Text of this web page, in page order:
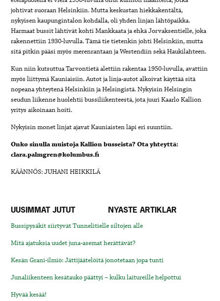
johtivat suoraan Helsinkiin. Mutta keskustan hiekkakentältä,
nykyisen kaupungintalon kohdalla, oli yhden linjan lähtöpaikka.
Harmaat bussit lähtivät kohti Mankkaata ja ehkä Jorvaksentielle, joka
rakennettiin 1930-luvulla. Tämä tie tietenkin johti Helsinkiin, mutta
sitä pitkin pääsi myös merenrantaan ja Westendiin sekä Haukilahteen.
Kun niin kutsuttua Tarvontietä alettiin rakentaa 1950-luvulla, avattiin
myös liittymä Kauniaisiin. Autot ja linja-autot alkoivat käyttää sitä
nopeana yhteytenä Helsinkiin ja Helsingistä. Nykyisin Helsingin
seudun liikenne huolehtii bussiliikenteestä, jota juuri Kaarlo Kallion
yritys aikoinaan hoiti.
Nykyisin monet linjat ajavat Kauniaisten läpi eri suuntiin.
Onko sinulla muistoja Kallion busseista? Ota yhteyttä:
clara.palmgren@kolumbus.fi
KÄÄNNÖS: JUHANI HEIKKILÄ
UUSIMMAT JUTUT NYASTE ARTIKLAR
Bussipysäkit siirtyvät Tunnelitielle siltojen alle
Mitä ajatuksia uudet juna-asemat herättävät?
Kesän Grani-ilmiö: Jättijäätelöitä jonotetaan jopa tunti
Junaliikenteen kesätauko päättyi – kulku laitureille helpottui
Hyvää kesää!